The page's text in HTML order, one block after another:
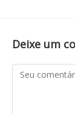
Deixe um